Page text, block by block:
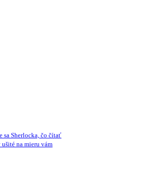
sa Sherlocka, čo čítať
na mieru vám